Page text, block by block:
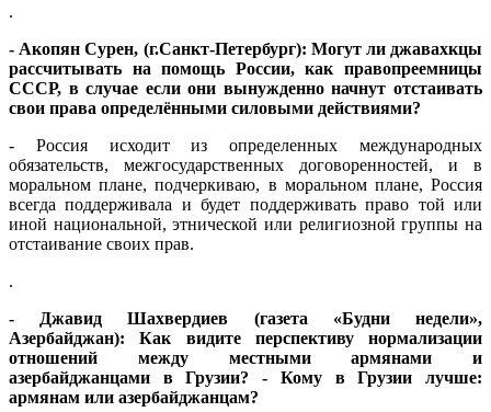
.
- Акопян Сурен, (г.Санкт-Петербург): Могут ли джавахкцы
рассчитывать на помощь России, как правопреемницы
СССР, в случае если они вынужденно начнут отстаивать
свои права определёнными силовыми действиями?
- Россия исходит из определенных международных
обязательств, межгосударственных договоренностей, и в
моральном плане, подчеркиваю, в моральном плане, Россия
всегда поддерживала и будет поддерживать право той или
иной национальной, этнической или религиозной группы на
отстаивание своих прав.
.
- Джавид Шахвердиев (газета «Будни недели»,
Азербайджан): Как видите перспективу нормализации
отношений между местными армянами и
азербайджанцами в Грузии? - Кому в Грузии лучше:
армянам или азербайджанцам?